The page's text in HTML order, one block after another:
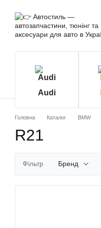
Audi
Головна Каталог BMW
R21
Фільтр Бренд